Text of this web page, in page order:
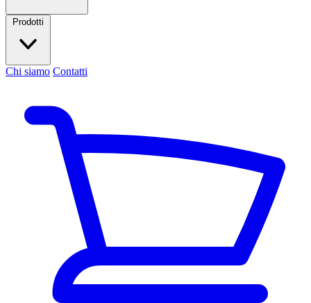
Prodotti
Chi siamo Contatti